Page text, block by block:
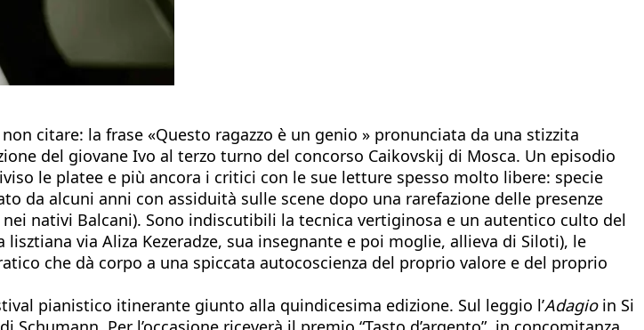
citare: la frase «Questo ragazzo è un genio » pronunciata da una stizzita
del giovane Ivo al terzo turno del concorso Caikovskij di Mosca. Un episodio
le platee e più ancora i critici con le sue letture spesso molto libere: specie
da alcuni anni con assiduità sulle scene dopo una rarefazione delle presenze
nativi Balcani). Sono indiscutibili la tecnica vertiginosa e un autentico culto del
via Aliza Kezeradze, sua insegnante e poi moglie, allieva di Siloti), le
che dà corpo a una spiccata autocoscienza del proprio valore e del proprio
pianistico itinerante giunto alla quindicesima edizione. Sul leggio l’Adagio in Si